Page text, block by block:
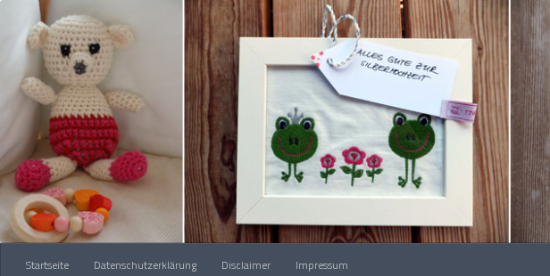
Zum Inhalt springen
Startseite Datenschutzerklärung Disclaimer Impressum